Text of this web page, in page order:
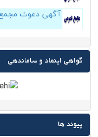
آگهی دعوت مجمع
گواهی اینماد و ساماندهی
پیوند ها